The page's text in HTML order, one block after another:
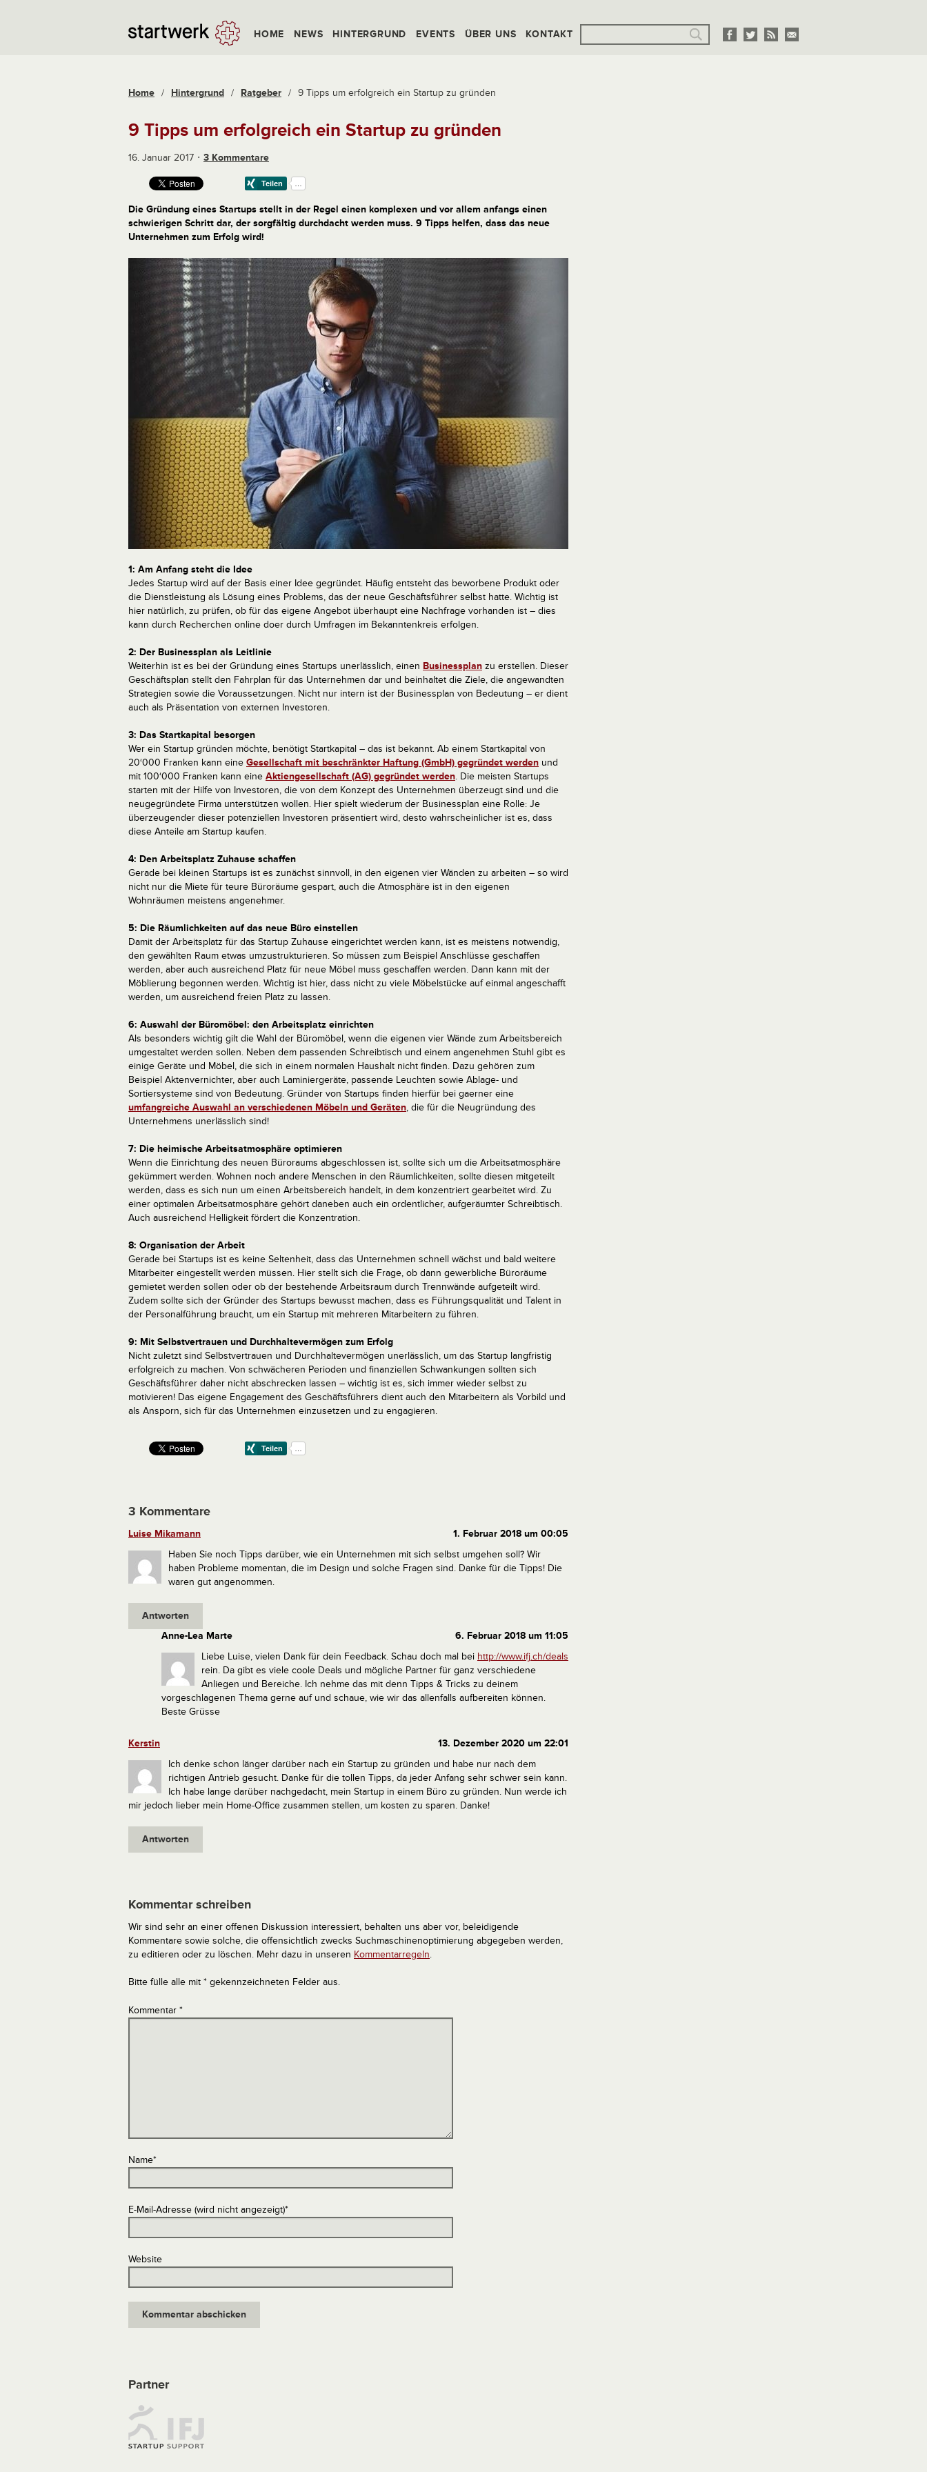
HOME NEWS HINTERGRUND EVENTS ÜBER UNS KONTAKT
Home / Hintergrund / Ratgeber / 9 Tipps um erfolgreich ein Startup zu gründen
9 Tipps um erfolgreich ein Startup zu gründen
16. Januar 2017 3 Kommentare
Die Gründung eines Startups stellt in der Regel einen komplexen und vor allem anfangs einen
schwierigen Schritt dar, der sorgfältig durchdacht werden muss. 9 Tipps helfen, dass das neue
Unternehmen zum Erfolg wird!
1: Am Anfang steht die Idee
Jedes Startup wird auf der Basis einer Idee gegründet. Häufig entsteht das beworbene Produkt oder
die Dienstleistung als Lösung eines Problems, das der neue Geschäftsführer selbst hatte. Wichtig ist
hier natürlich, zu prüfen, ob für das eigene Angebot überhaupt eine Nachfrage vorhanden ist – dies
kann durch Recherchen online doer durch Umfragen im Bekanntenkreis erfolgen.
2: Der Businessplan als Leitlinie
Weiterhin ist es bei der Gründung eines Startups unerlässlich, einen Businessplan zu erstellen. Dieser
Geschäftsplan stellt den Fahrplan für das Unternehmen dar und beinhaltet die Ziele, die angewandten
Strategien sowie die Voraussetzungen. Nicht nur intern ist der Businessplan von Bedeutung – er dient
auch als Präsentation von externen Investoren.
3: Das Startkapital besorgen
Wer ein Startup gründen möchte, benötigt Startkapital – das ist bekannt. Ab einem Startkapital von
20‘000 Franken kann eine Gesellschaft mit beschränkter Haftung (GmbH) gegründet werden und
mit 100‘000 Franken kann eine Aktiengesellschaft (AG) gegründet werden. Die meisten Startups
starten mit der Hilfe von Investoren, die von dem Konzept des Unternehmen überzeugt sind und die
neugegründete Firma unterstützen wollen. Hier spielt wiederum der Businessplan eine Rolle: Je
überzeugender dieser potenziellen Investoren präsentiert wird, desto wahrscheinlicher ist es, dass
diese Anteile am Startup kaufen.
4: Den Arbeitsplatz Zuhause schaffen
Gerade bei kleinen Startups ist es zunächst sinnvoll, in den eigenen vier Wänden zu arbeiten – so wird
nicht nur die Miete für teure Büroräume gespart, auch die Atmosphäre ist in den eigenen
Wohnräumen meistens angenehmer.
5: Die Räumlichkeiten auf das neue Büro einstellen
Damit der Arbeitsplatz für das Startup Zuhause eingerichtet werden kann, ist es meistens notwendig,
den gewählten Raum etwas umzustrukturieren. So müssen zum Beispiel Anschlüsse geschaffen
werden, aber auch ausreichend Platz für neue Möbel muss geschaffen werden. Dann kann mit der
Möblierung begonnen werden. Wichtig ist hier, dass nicht zu viele Möbelstücke auf einmal angeschafft
werden, um ausreichend freien Platz zu lassen.
6: Auswahl der Büromöbel: den Arbeitsplatz einrichten
Als besonders wichtig gilt die Wahl der Büromöbel, wenn die eigenen vier Wände zum Arbeitsbereich
umgestaltet werden sollen. Neben dem passenden Schreibtisch und einem angenehmen Stuhl gibt es
einige Geräte und Möbel, die sich in einem normalen Haushalt nicht finden. Dazu gehören zum
Beispiel Aktenvernichter, aber auch Laminiergeräte, passende Leuchten sowie Ablage- und
Sortiersysteme sind von Bedeutung. Gründer von Startups finden hierfür bei gaerner eine
umfangreiche Auswahl an verschiedenen Möbeln und Geräten, die für die Neugründung des
Unternehmens unerlässlich sind!
7: Die heimische Arbeitsatmosphäre optimieren
Wenn die Einrichtung des neuen Büroraums abgeschlossen ist, sollte sich um die Arbeitsatmosphäre
gekümmert werden. Wohnen noch andere Menschen in den Räumlichkeiten, sollte diesen mitgeteilt
werden, dass es sich nun um einen Arbeitsbereich handelt, in dem konzentriert gearbeitet wird. Zu
einer optimalen Arbeitsatmosphäre gehört daneben auch ein ordentlicher, aufgeräumter Schreibtisch.
Auch ausreichend Helligkeit fördert die Konzentration.
8: Organisation der Arbeit
Gerade bei Startups ist es keine Seltenheit, dass das Unternehmen schnell wächst und bald weitere
Mitarbeiter eingestellt werden müssen. Hier stellt sich die Frage, ob dann gewerbliche Büroräume
gemietet werden sollen oder ob der bestehende Arbeitsraum durch Trennwände aufgeteilt wird.
Zudem sollte sich der Gründer des Startups bewusst machen, dass es Führungsqualität und Talent in
der Personalführung braucht, um ein Startup mit mehreren Mitarbeitern zu führen.
9: Mit Selbstvertrauen und Durchhaltevermögen zum Erfolg
Nicht zuletzt sind Selbstvertrauen und Durchhaltevermögen unerlässlich, um das Startup langfristig
erfolgreich zu machen. Von schwächeren Perioden und finanziellen Schwankungen sollten sich
Geschäftsführer daher nicht abschrecken lassen – wichtig ist es, sich immer wieder selbst zu
motivieren! Das eigene Engagement des Geschäftsführers dient auch den Mitarbeitern als Vorbild und
als Ansporn, sich für das Unternehmen einzusetzen und zu engagieren.
3 Kommentare
Luise Mikamann
1. Februar 2018 um 00:05
Haben Sie noch Tipps darüber, wie ein Unternehmen mit sich selbst umgehen soll? Wir
haben Probleme momentan, die im Design und solche Fragen sind. Danke für die Tipps! Die
waren gut angenommen.
Antworten
Anne-Lea Marte
6. Februar 2018 um 11:05
Liebe Luise, vielen Dank für dein Feedback. Schau doch mal bei http://www.ifj.ch/deals
rein. Da gibt es viele coole Deals und mögliche Partner für ganz verschiedene
Anliegen und Bereiche. Ich nehme das mit denn Tipps & Tricks zu deinem
vorgeschlagenen Thema gerne auf und schaue, wie wir das allenfalls aufbereiten können.
Beste Grüsse
Kerstin
13. Dezember 2020 um 22:01
Ich denke schon länger darüber nach ein Startup zu gründen und habe nur nach dem
richtigen Antrieb gesucht. Danke für die tollen Tipps, da jeder Anfang sehr schwer sein kann.
Ich habe lange darüber nachgedacht, mein Startup in einem Büro zu gründen. Nun werde ich
mir jedoch lieber mein Home-Office zusammen stellen, um kosten zu sparen. Danke!
Antworten
Kommentar schreiben
Wir sind sehr an einer offenen Diskussion interessiert, behalten uns aber vor, beleidigende
Kommentare sowie solche, die offensichtlich zwecks Suchmaschinenoptimierung abgegeben werden,
zu editieren oder zu löschen. Mehr dazu in unseren Kommentarregeln.
Bitte fülle alle mit * gekennzeichneten Felder aus.
Kommentar *
Name*
E-Mail-Adresse (wird nicht angezeigt)*
Website
Partner